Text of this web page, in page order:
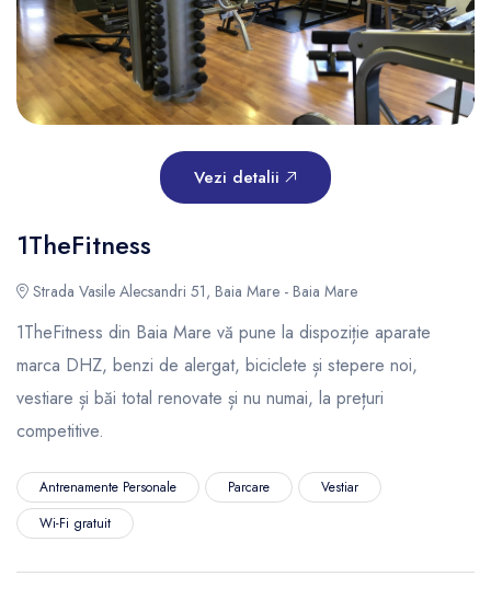
Vezi detalii
1TheFitness
Strada Vasile Alecsandri 51, Baia Mare - Baia Mare
1TheFitness din Baia Mare vă pune la dispoziție aparate
marca DHZ, benzi de alergat, biciclete și stepere noi,
vestiare și băi total renovate și nu numai, la prețuri
competitive.
Antrenamente Personale Parcare
Vestiar
Wi-Fi gratuit